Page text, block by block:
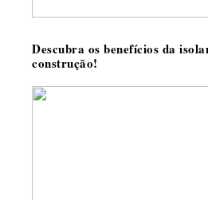
Descubra os benefícios da
construção!